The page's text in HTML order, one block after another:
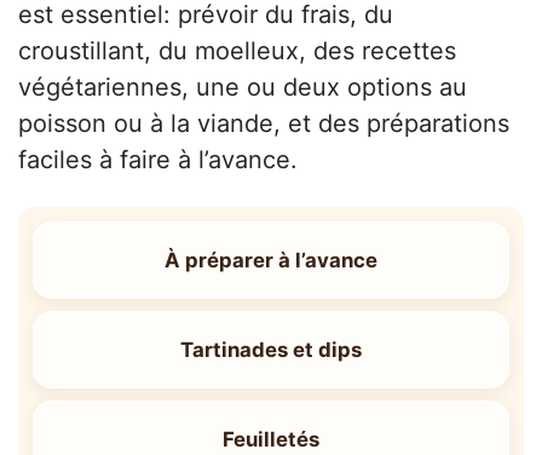
est essentiel: prévoir du frais, du
croustillant, du moelleux, des recettes
végétariennes, une ou deux options au
poisson ou à la viande, et des préparations
faciles à faire à l’avance.
À préparer à l’avance
Tartinades et dips
Feuilletés